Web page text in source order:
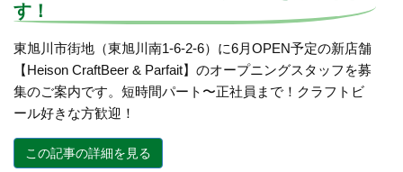
す！
東旭川市街地（東旭川南1-6-2-6）に6月OPEN予定の新店舗
【Heison CraftBeer & Parfait】のオープニングスタッフを募
集のご案内です。短時間パート〜正社員まで！クラフトビ
ール好きな方歓迎！
この記事の詳細を見る